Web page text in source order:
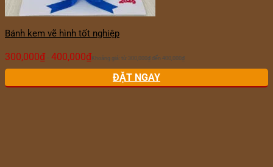
Bánh kem vẽ hình tốt nghiệp
300,000₫ – 400,000₫ Khoảng giá: từ 300,000₫ đến 400,000₫
ĐẶT NGAY